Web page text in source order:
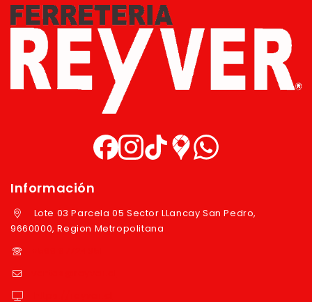
Información
Lote 03 Parcela 05 Sector LLancay San Pedro,
9660000, Region Metropolitana